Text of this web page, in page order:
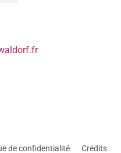
de confidentialité Crédits